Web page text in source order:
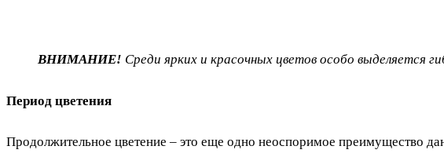
ВНИМАНИЕ! Среди ярких и красочных цветов особо выделяется
Период цветения
Продолжительное цветение – это еще одно неоспоримое преимущество